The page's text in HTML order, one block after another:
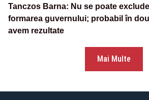
Tanczos Barna: Nu se poate
formarea guvernului; probabil în
avem rezultate
Mai Multe